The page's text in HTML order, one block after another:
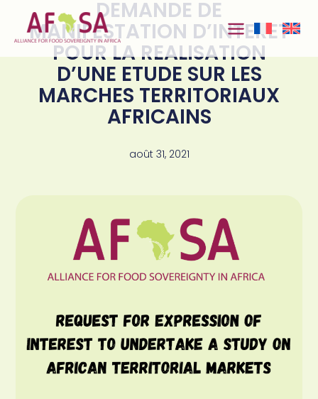
contenu
DEMANDE DE
MANIFESTATION D’INTERET
POUR LA REALISATION
D’UNE ETUDE SUR LES
MARCHES TERRITORIAUX
AFRICAINS
août 31, 2021